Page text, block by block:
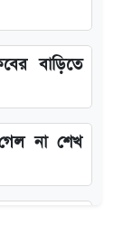
বাড়িতে
না শেখ